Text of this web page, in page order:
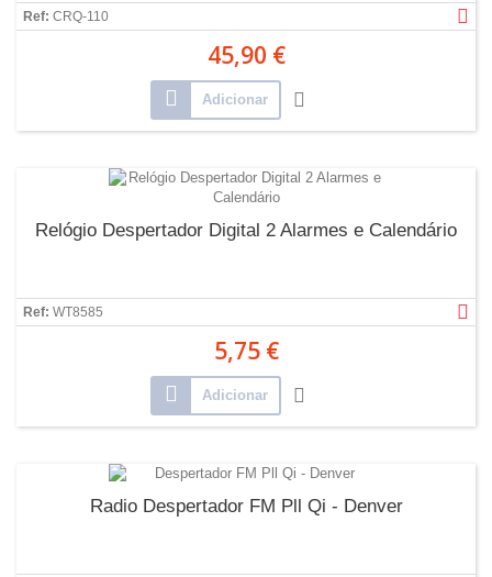
Ref: CRQ-110
45,90 €
Adicionar
Relógio Despertador Digital 2 Alarmes e Calendário
Ref: WT8585
5,75 €
Adicionar
Radio Despertador FM Pll Qi - Denver